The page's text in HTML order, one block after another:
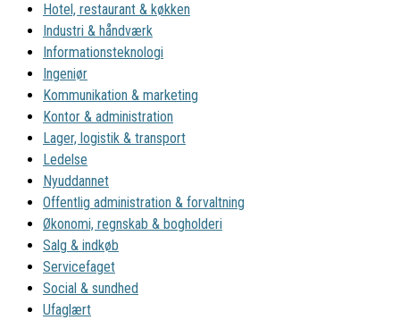
Hotel, restaurant & køkken
Industri & håndværk
Informationsteknologi
Ingeniør
Kommunikation & marketing
Kontor & administration
Lager, logistik & transport
Ledelse
Nyuddannet
Offentlig administration & forvaltning
Økonomi, regnskab & bogholderi
Salg & indkøb
Servicefaget
Social & sundhed
Ufaglært